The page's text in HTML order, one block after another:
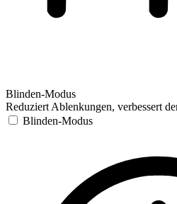
Blinden-Modus
Reduziert Ablenkungen, verbessert
Blinden-Modus